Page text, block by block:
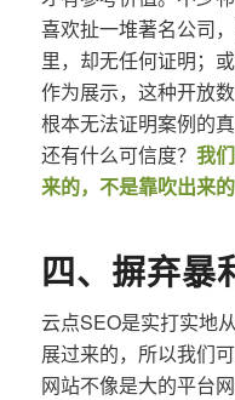
喜欢扯一堆著名公司
里，却无任何证明；
作为展示，这种开放
根本无法证明案例的
还有什么可信度？ 我
来的，不是靠吹出来的
四、摒弃暴
云点SEO是实打实地
展过来的，所以我们
网站不像是大的平台